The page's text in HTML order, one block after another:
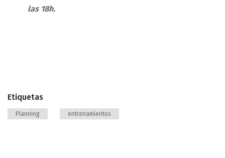
las 18h.
Etiquetas
Planning entrenamientos